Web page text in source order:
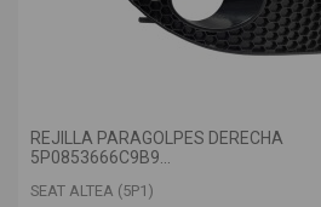
REJILLA PARAGOLPES DERECHA
5P0853666C9B9...
SEAT ALTEA (5P1)